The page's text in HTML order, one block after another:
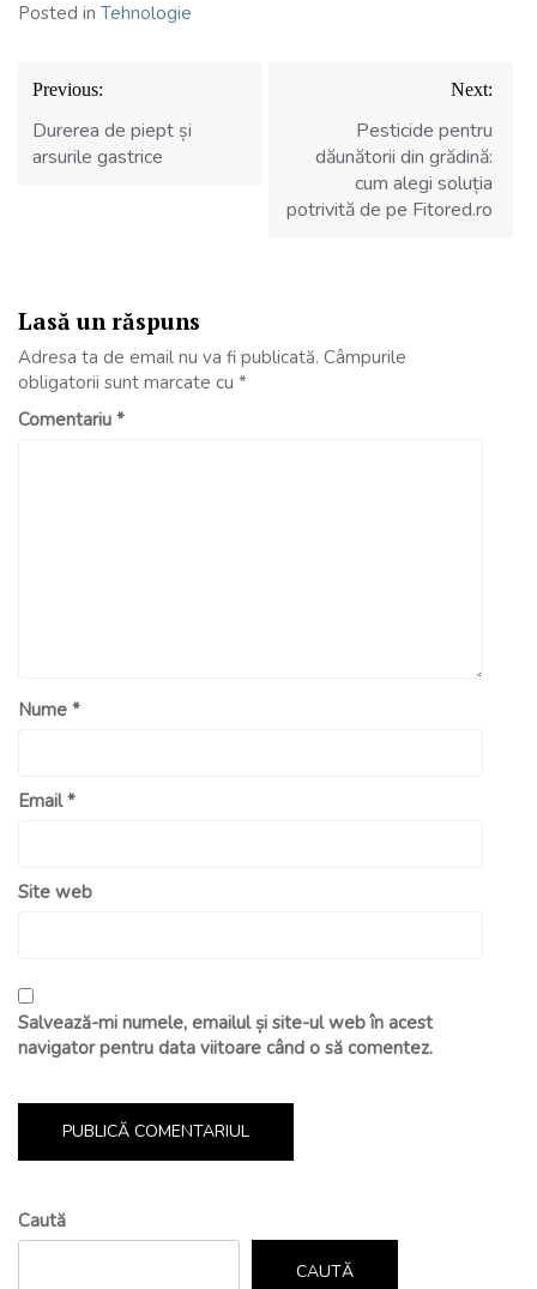
Posted in Tehnologie
Navigare
în
articole
Previous:
Durerea de piept și
arsurile gastrice
Next:
Pesticide pentru
dăunătorii din grădină:
cum alegi soluția
potrivită de pe Fitored.ro
Lasă un răspuns
Adresa ta de email nu va fi publicată. Câmpurile
obligatorii sunt marcate cu *
Comentariu *
Nume *
Email*
Site web
Salvează-mi numele, emailul și site-ul web în acest
navigator pentru data viitoare când o să comentez.
Caută
CAUTĂ